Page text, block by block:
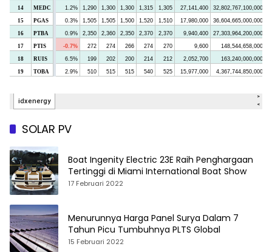
SOLAR PV
Boat Ingenity Electric 23E Raih Penghargaan
Tertinggi di Miami International Boat Show
17 Februari 2022
Menurunnya Harga Panel Surya Dalam 7
Tahun Picu Tumbuhnya PLTS Global
15 Februari 2022